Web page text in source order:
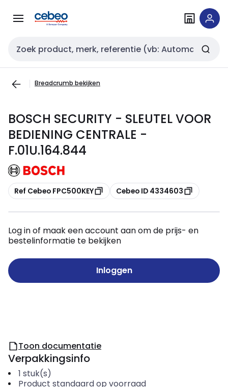
naar
naar
Zoekveld invoer
Breadcrumb bekijken
BOSCH SECURITY - SLEUTEL VOOR
BEDIENING CENTRALE -
F.01U.164.844
Kopiëren
Ref Cebeo FPC500KEY Kopiëren
Cebeo ID 4334603
Log in of maak een account aan om de prijs- en
bestelinformatie te bekijken
Inloggen
Toon documentatie
Verpakkingsinfo
1 stuk(s)
Product standaard op voorraad